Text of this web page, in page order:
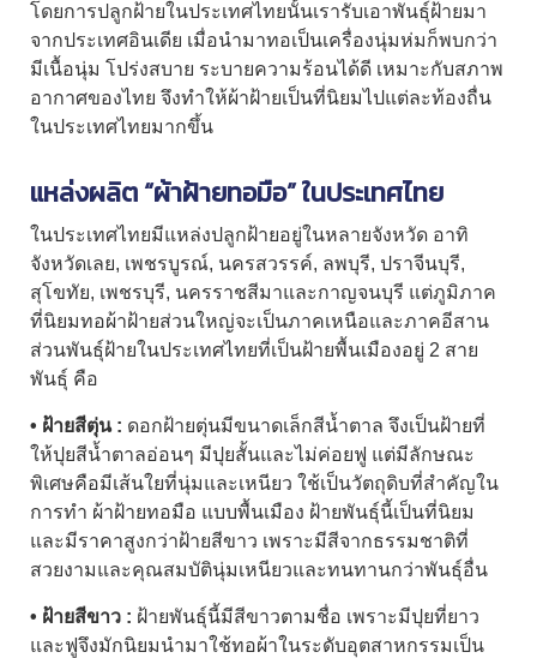
โดยการปลูกฝ้ายในประเทศไทยนั้นเรารับเอาพันธุ์ฝ้ายมา
จากประเทศอินเดีย เมื่อนำมาทอเป็นเครื่องนุ่มห่มก็พบกว่า
มีเนื้อนุ่ม โปร่งสบาย ระบายความร้อนได้ดี เหมาะกับสภาพ
อากาศของไทย จึงทำให้ผ้าฝ้ายเป็นที่นิยมไปแต่ละท้องถื่น
ในประเทศไทยมากขึ้น
แหล่งผลิต “ผ้าฝ้ายทอมือ” ในประเทศไทย
ในประเทศไทยมีแหล่งปลูกฝ้ายอยู่ในหลายจังหวัด อาทิ
จังหวัดเลย, เพชรบูรณ์, นครสวรรค์, ลพบุรี, ปราจีนบุรี,
สุโขทัย, เพชรบุรี, นครราชสีมาและกาญจนบุรี แต่ภูมิภาค
ที่นิยมทอผ้าฝ้ายส่วนใหญ่จะเป็นภาคเหนือและภาคอีสาน
ส่วนพันธุ์ฝ้ายในประเทศไทยที่เป็นฝ้ายพื้นเมืองอยู่ 2 สาย
พันธุ์ คือ
• ฝ้ายสีตุ่น : ดอกฝ้ายตุ่นมีขนาดเล็กสีน้ำตาล จึงเป็นฝ้ายที่
ให้ปุยสีน้ำตาลอ่อนๆ มีปุยสั้นและไม่ค่อยฟู แต่มีลักษณะ
พิเศษคือมีเส้นใยที่นุ่มและเหนียว ใช้เป็นวัตถุดิบที่สำคัญใน
การทำ ผ้าฝ้ายทอมือ แบบพื้นเมือง ฝ้ายพันธุ์นี้เป็นที่นิยม
และมีราคาสูงกว่าฝ้ายสีขาว เพราะมีสีจากธรรมชาติที่
สวยงามและคุณสมบัตินุ่มเหนียวและทนทานกว่าพันธุ์อื่น
• ฝ้ายสีขาว : ฝ้ายพันธุ์นี้มีสีขาวตามชื่อ เพราะมีปุยที่ยาว
และฟูจึงมักนิยมนำมาใช้ทอผ้าในระดับอุตสาหกรรมเป็น